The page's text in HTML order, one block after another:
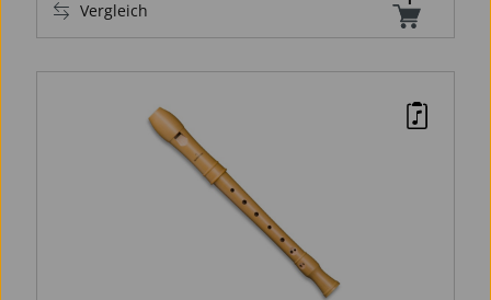
Vergleich